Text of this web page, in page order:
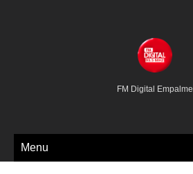
FM Digital Empalme
Menu